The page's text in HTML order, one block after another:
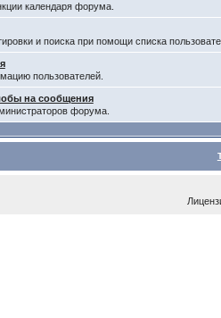
календаря форума.
и поиска при помощи списка
пользователей.
на сообщения
форума.